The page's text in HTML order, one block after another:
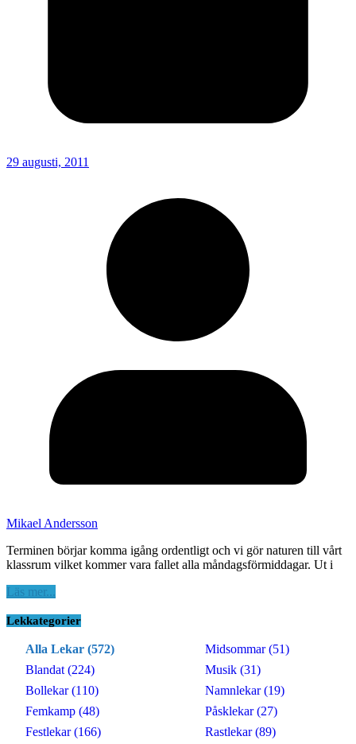
29 augusti, 2011
Mikael Andersson
Terminen börjar komma igång ordentligt och vi gör naturen till vårt
klassrum vilket kommer vara fallet alla måndagsförmiddagar. Ut i
Läs mer...
Lekkategorier
Alla Lekar (572)
Blandat (224)
Bollekar (110)
Femkamp (48)
Festlekar (166)
Midsommar (51)
Musik (31)
Namnlekar (19)
Påsklekar (27)
Rastlekar (89)